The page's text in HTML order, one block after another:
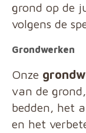
grond op de
volgens de
Grondwerken
Onze
van de
bedden, het
en het